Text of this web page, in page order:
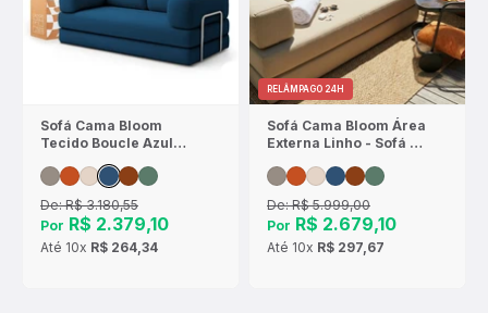
Sofá Cama Bloom
Tecido Boucle Azul
Marinho - Sofá na
Caixa
De:R$ 3.180,55
Por R$ 2.379,10
Até 10x R$ 264,34
RELÂMPAGO 24H
Sofá Cama Bloom Área
Externa Linho - Sofá na
De:R$ 5.999,00
Por R$ 2.679,10
Até 10x R$ 297,67